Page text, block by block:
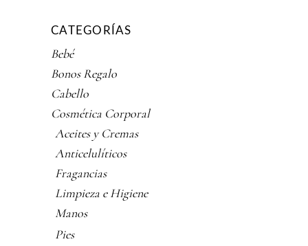
CATEGORÍAS
Bebé
Bonos Regalo
Cabello
Cosmética Corporal
Aceites y Cremas
Anticelulíticos
Fragancias
Limpieza e Higiene
Manos
Pies